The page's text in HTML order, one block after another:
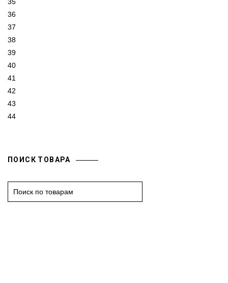
35
36
37
38
39
40
41
42
43
44
ПОИСК ТОВАРА
e